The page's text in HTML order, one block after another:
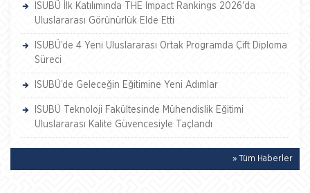
ISUBÜ İlk Katılımında THE Impact Rankings 2026'da
Uluslararası Görünürlük Elde Etti
ISUBÜ’de 4 Yeni Uluslararası Ortak Programda Çift Diploma
Süreci
ISUBÜ’de Geleceğin Eğitimine Yeni Adımlar
ISUBÜ Teknoloji Fakültesinde Mühendislik Eğitimi
Uluslararası Kalite Güvencesiyle Taçlandı
» Tüm Haberler